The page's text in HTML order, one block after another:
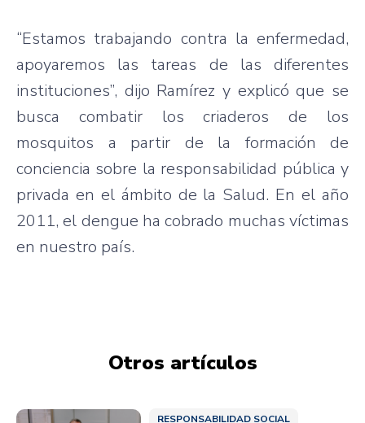
“Estamos trabajando contra la enfermedad,
apoyaremos las tareas de las diferentes
instituciones”, dijo Ramírez y explicó que se
busca combatir los criaderos de los
mosquitos a partir de la formación de
conciencia sobre la responsabilidad pública y
privada en el ámbito de la Salud. En el año
2011, el dengue ha cobrado muchas víctimas
en nuestro país.
Otros artículos
RESPONSABILIDAD SOCIAL